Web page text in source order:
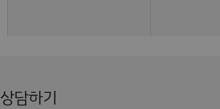
상담하기